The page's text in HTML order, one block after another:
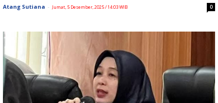
Atang Sutiana - Jumat, 5 Desember, 2025 / 14:03 WIB 0